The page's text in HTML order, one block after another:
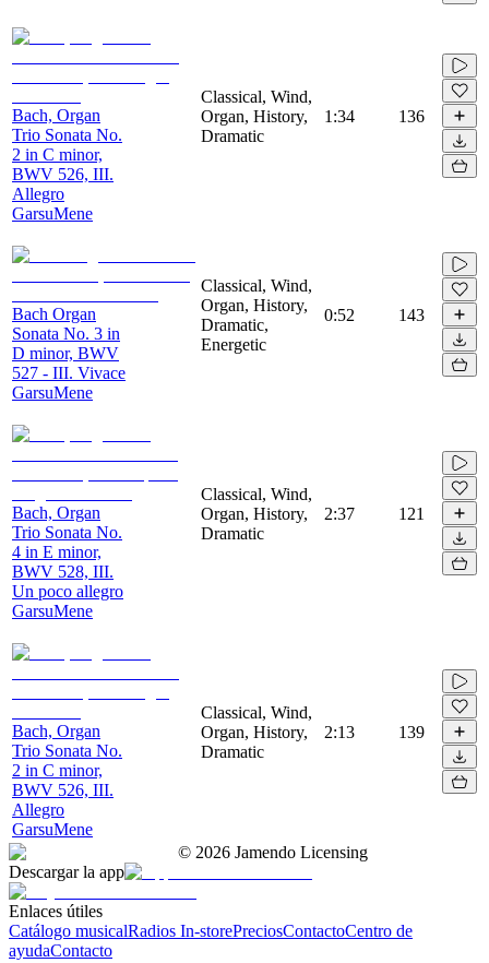
Bach, Organ
Trio Sonata No.
2 in C minor,
BWV 526, III.
Allegro
GarsuMene
Classical, Wind,
Organ, History,
Dramatic
1:34 136
Bach Organ
Sonata No. 3 in
D minor, BWV
527 - III. Vivace
GarsuMene
Classical, Wind,
Organ, History,
Dramatic,
Energetic
0:52 143
Bach, Organ
Trio Sonata No.
4 in E minor,
BWV 528, III.
Un poco allegro
GarsuMene
Classical, Wind,
Organ, History,
Dramatic
2:37 121
Bach, Organ
Trio Sonata No.
2 in C minor,
BWV 526, III.
Allegro
GarsuMene
Classical, Wind,
Organ, History,
Dramatic
2:13 139
© 2026 Jamendo Licensing
Descargar la app
Enlaces útiles
Catálogo musicalRadios In-storePreciosContactoCentro de
ayudaContacto